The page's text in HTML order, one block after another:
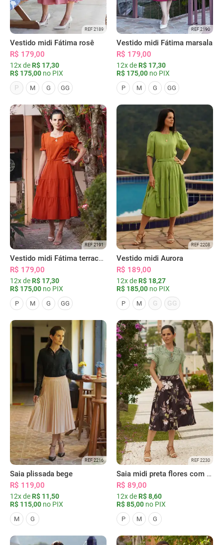
REF 2189
Vestido midi Fátima rosê
R$ 179,00
12x de R$ 17,30
R$ 175,00 no PIX
P
M G GG
REF 2190
Vestido midi Fátima marsala
R$ 179,00
12x de R$ 17,30
R$ 175,00 no PIX
P M G GG
REF 2191
Vestido midi Fátima terracota
R$ 179,00
12x de R$ 17,30
R$ 175,00 no PIX
P M G GG
REF 2208
Vestido midi Aurora
R$ 189,00
12x de R$ 18,27
R$ 185,00 no PIX
P M G GG
REF 2216
Saia plissada bege
R$ 119,00
12x de R$ 11,50
R$ 115,00 no PIX
M G
REF 2230
Saia midi preta flores com bolsos
R$ 89,00
12x de R$ 8,60
R$ 85,00 no PIX
P M G